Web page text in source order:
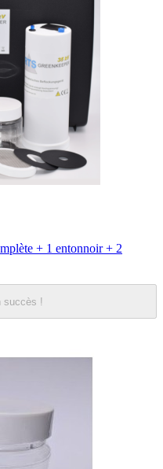
+ 1 entonnoir + 2
succès !